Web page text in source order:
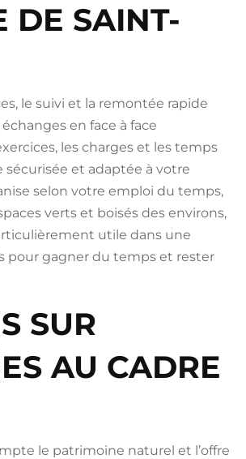
DE SAINT-
le suivi et la remontée rapide
en face à face
les charges et les temps
et adaptée à votre
selon votre emploi du temps,
verts et boisés des environs,
utile dans une
pour gagner du temps et rester
SUR
AU CADRE
le patrimoine naturel et l’offre